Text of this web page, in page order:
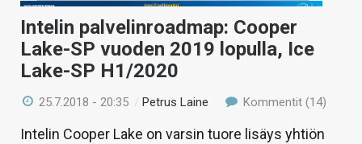
Intelin palvelinroadmap: Cooper
Lake-SP vuoden 2019 lopulla, Ice
Lake-SP H1/2020
25.7.2018 - 20:35 /Petrus Laine Kommentit (14)
Intelin Cooper Lake on varsin tuore lisäys yhtiön